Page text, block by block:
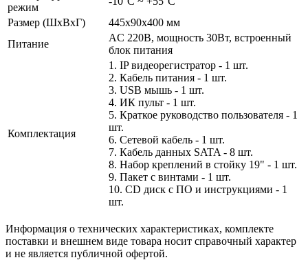
режим
Размер (ШxВxГ)
445x90х400 мм
Питание
AC 220В, мощность 30Вт, встроенный
блок питания
Комплектация
1. IP видеорегистратор - 1 шт.
2. Кабель питания - 1 шт.
3. USB мышь - 1 шт.
4. ИК пульт - 1 шт.
5. Краткое руководство пользователя - 1
шт.
6. Сетевой кабель - 1 шт.
7. Кабель данных SATA - 8 шт.
8. Набор креплений в стойку 19" - 1 шт.
9. Пакет с винтами - 1 шт.
10. CD диск с ПО и инструкциями - 1
шт.
Информация о технических характеристиках, комплекте
поставки и внешнем виде товара носит справочный характер
и не является публичной офертой.